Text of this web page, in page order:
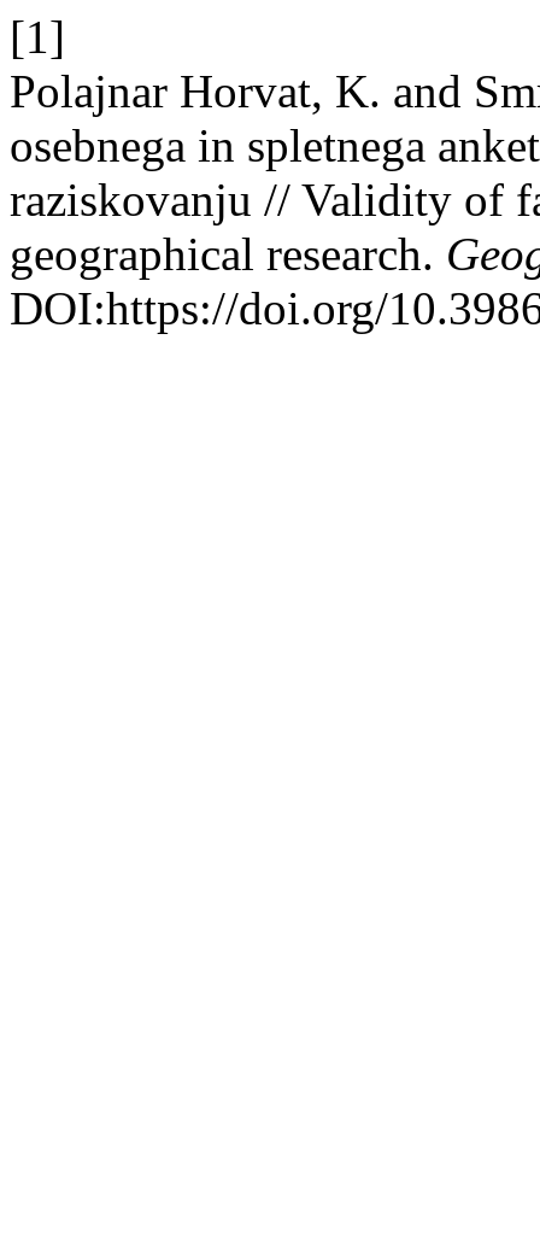
[1]
Polajnar Horvat, K. and
osebnega in spletnega
raziskovanju // Validity of
geographical research.
DOI:https://doi.org/